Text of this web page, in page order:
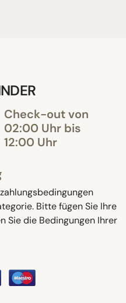
Check-out von
02:00 Uhr bis
12:00 Uhr
Bitte fügen Sie Ihre
Sie die Bedingungen Ihrer